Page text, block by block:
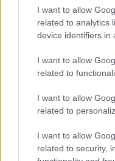
I want to allow
related to analytics
device identifiers in
I want to allow
related to
I want to allow
related to
I want to allow
related to security,
NÉPSZERŰ